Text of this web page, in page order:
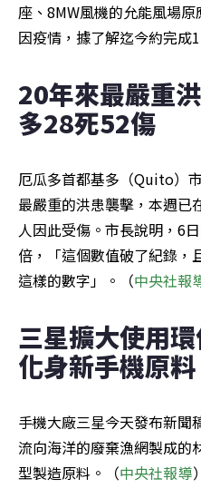
座、8MW風機的允能風場
因疫情，據了解迄今約完成
20年來最嚴重
多28死52傷
厄瓜多首都基多（Quito）
最嚴重的洪患襲擊，本週已
人因此受傷。市長說明，6
倍，「這個數值破了紀錄，
這樣的數字」。（中央社報
三星擴大使用
化身新手機原料
手機大廠三星今天發布新聞
流向海洋的廢棄漁網製成的
型製造原料。（中央社報導）